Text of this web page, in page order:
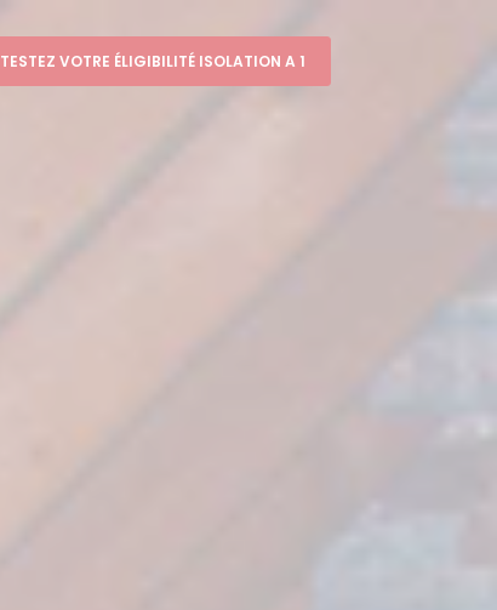
TESTEZ VOTRE ÉLIGIBILITÉ ISOLATION A 1